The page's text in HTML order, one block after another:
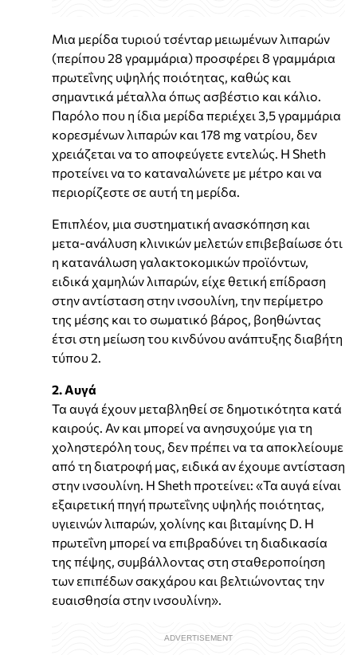
Μια μερίδα τυριού τσένταρ μειωμένων λιπαρών
(περίπου 28 γραμμάρια) προσφέρει 8 γραμμάρια
πρωτεΐνης υψηλής ποιότητας, καθώς και
σημαντικά μέταλλα όπως ασβέστιο και κάλιο.
Παρόλο που η ίδια μερίδα περιέχει 3,5 γραμμάρια
κορεσμένων λιπαρών και 178 mg νατρίου, δεν
χρειάζεται να το αποφεύγετε εντελώς. Η Sheth
προτείνει να το καταναλώνετε με μέτρο και να
περιορίζεστε σε αυτή τη μερίδα.
Επιπλέον, μια συστηματική ανασκόπηση και
μετα-ανάλυση κλινικών μελετών επιβεβαίωσε ότι
η κατανάλωση γαλακτοκομικών προϊόντων,
ειδικά χαμηλών λιπαρών, είχε θετική επίδραση
στην αντίσταση στην ινσουλίνη, την περίμετρο
της μέσης και το σωματικό βάρος, βοηθώντας
έτσι στη μείωση του κινδύνου ανάπτυξης διαβήτη
τύπου 2.
2. Αυγά
Τα αυγά έχουν μεταβληθεί σε δημοτικότητα κατά
καιρούς. Αν και μπορεί να ανησυχούμε για τη
χοληστερόλη τους, δεν πρέπει να τα αποκλείουμε
από τη διατροφή μας, ειδικά αν έχουμε αντίσταση
στην ινσουλίνη. Η Sheth προτείνει: «Τα αυγά είναι
εξαιρετική πηγή πρωτεΐνης υψηλής ποιότητας,
υγιεινών λιπαρών, χολίνης και βιταμίνης D. Η
πρωτεΐνη μπορεί να επιβραδύνει τη διαδικασία
της πέψης, συμβάλλοντας στη σταθεροποίηση
των επιπέδων σακχάρου και βελτιώνοντας την
ευαισθησία στην ινσουλίνη».